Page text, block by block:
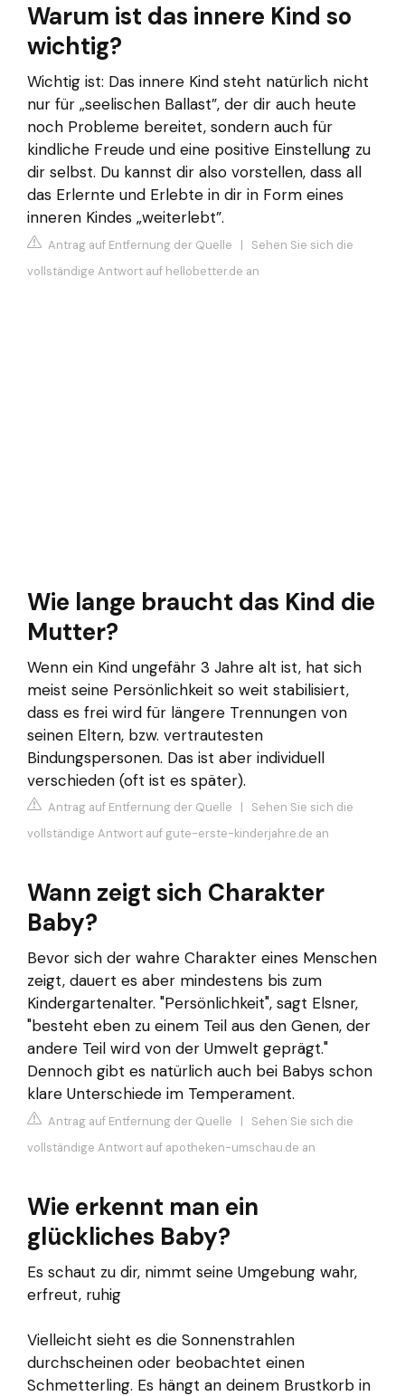
Warum ist das innere Kind so
wichtig?
Wichtig ist: Das innere Kind steht natürlich nicht
nur für „seelischen Ballast”, der dir auch heute
noch Probleme bereitet, sondern auch für
kindliche Freude und eine positive Einstellung zu
dir selbst. Du kannst dir also vorstellen, dass all
das Erlernte und Erlebte in dir in Form eines
inneren Kindes „weiterlebt”.
Antrag auf Entfernung der Quelle | Sehen Sie sich die
vollständige Antwort auf hellobetter.de an
Wie lange braucht das Kind die
Mutter?
Wenn ein Kind ungefähr 3 Jahre alt ist, hat sich
meist seine Persönlichkeit so weit stabilisiert,
dass es frei wird für längere Trennungen von
seinen Eltern, bzw. vertrautesten
Bindungspersonen. Das ist aber individuell
verschieden (oft ist es später).
Antrag auf Entfernung der Quelle | Sehen Sie sich die
vollständige Antwort auf gute-erste-kinderjahre.de an
Wann zeigt sich Charakter
Baby?
Bevor sich der wahre Charakter eines Menschen
zeigt, dauert es aber mindestens bis zum
Kindergartenalter. "Persönlichkeit", sagt Elsner,
"besteht eben zu einem Teil aus den Genen, der
andere Teil wird von der Umwelt geprägt."
Dennoch gibt es natürlich auch bei Babys schon
klare Unterschiede im Temperament.
Antrag auf Entfernung der Quelle | Sehen Sie sich die
vollständige Antwort auf apotheken-umschau.de an
Wie erkennt man ein
glückliches Baby?
Es schaut zu dir, nimmt seine Umgebung wahr,
erfreut, ruhig
Vielleicht sieht es die Sonnenstrahlen
durchscheinen oder beobachtet einen
Schmetterling. Es hängt an deinem Brustkorb in